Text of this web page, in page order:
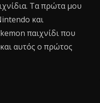
Τα πρώτα μου
και
παιχνίδι που
αυτός ο πρώτος